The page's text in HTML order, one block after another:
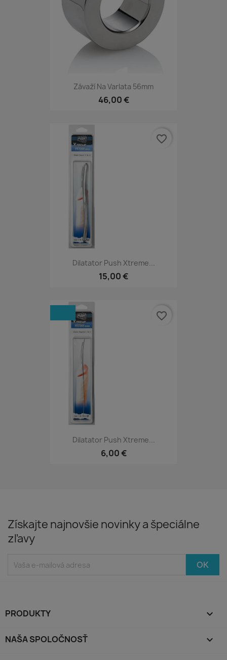
Závaží Na Varlata 56mm
46,00 €
Dilatator Push Xtreme...
15,00 €
favorite_border
Dilatator Push Xtreme...
6,00 €
favorite_border
Získajte najnovšie novinky a špeciálne
zľavy
PRODUKTY 
NAŠA SPOLOČNOSŤ 